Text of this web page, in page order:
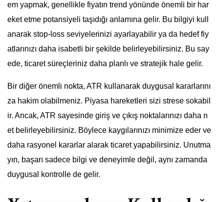
em yapmak, genellikle fiyatın trend yönünde önemli bir har
eket etme potansiyeli taşıdığı anlamına gelir. Bu bilgiyi kull
anarak stop-loss seviyelerinizi ayarlayabilir ya da hedef fiy
atlarınızı daha isabetli bir şekilde belirleyebilirsiniz. Bu say
ede, ticaret süreçleriniz daha planlı ve stratejik hale gelir.
Bir diğer önemli nokta, ATR kullanarak duygusal kararlarını
za hakim olabilmeniz. Piyasa hareketleri sizi strese sokabil
ir. Ancak, ATR sayesinde giriş ve çıkış noktalarınızı daha n
et belirleyebilirsiniz. Böylece kaygılarınızı minimize eder ve
daha rasyonel kararlar alarak ticaret yapabilirsiniz. Unutma
yın, başarı sadece bilgi ve deneyimle değil, aynı zamanda
duygusal kontrolle de gelir.